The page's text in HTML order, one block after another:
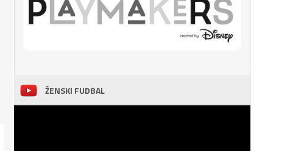
ŽENSKI FUDBAL